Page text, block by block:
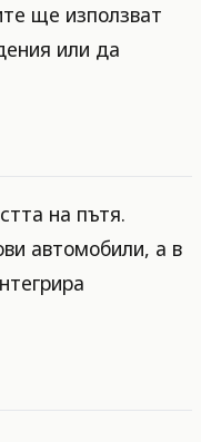
ще използват
или да
на пътя.
автомобили, а в